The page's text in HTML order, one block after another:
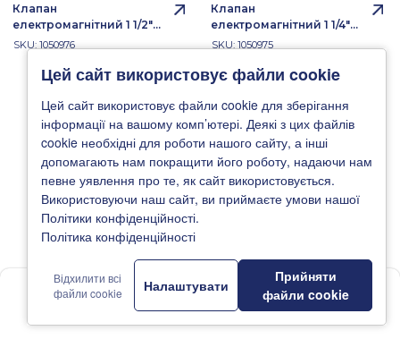
Цей сайт використовує файли cookie
Цей сайт використовує файли cookie для зберігання
інформації на вашому комп’ютері. Деякі з цих файлів
cookie необхідні для роботи нашого сайту, а інші
допомагають нам покращити його роботу, надаючи нам
певне уявлення про те, як сайт використовується.
Використовуючи наш сайт, ви приймаєте умови нашої
Політики конфіденційності.
Політика конфіденційності
Відхилити всі
файли cookie
Налаштувати
Прийняти
файли cookie
Клапан
електромагнітний 1 1/2"
ITAL IT2-220-40A,
(NC), 2W400-40 AC 220V
SKU: 1050976
Клапан
електромагнітний 1 1/4"
ITAL IT2-220-35A,
(NC), 2W350-35 AC 220V
SKU: 1050975
електромагнітний 1" ITAL
Клапан
електромагнітний 1" ITAL
1